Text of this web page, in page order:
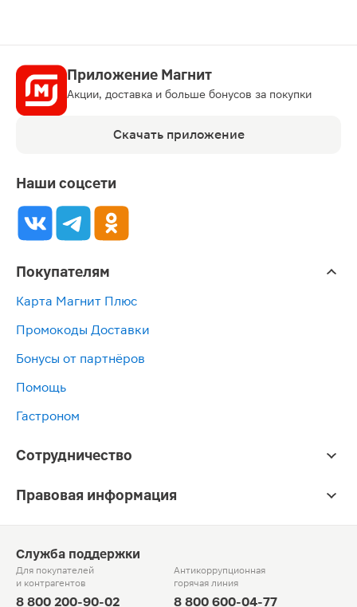
Приложение Магнит
Акции, доставка и больше бонусов за покупки
Скачать приложение
Наши соцсети
Покупателям
Карта Магнит Плюс
Промокоды Доставки
Бонусы от партнёров
Помощь
Гастроном
Сотрудничество
Правовая информация
Служба поддержки
Для покупателей
и контрагентов
8 800 200-90-02
Антикоррупционная
горячая линия
8 800 600-04-77